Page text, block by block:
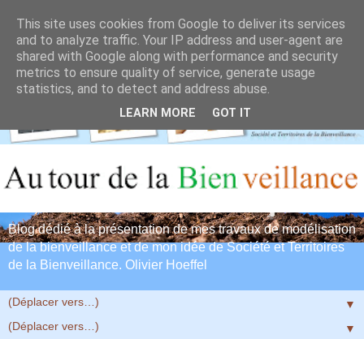
Blog dédié à la présentation de mes travaux de modélisation
de la bienveillance et de mon idée de Société et Territoires
de la Bienveillance. Olivier Hoeffel
▼
▼
This site uses cookies from Google to deliver its services
and to analyze traffic. Your IP address and user-agent are
shared with Google along with performance and security
metrics to ensure quality of service, generate usage
statistics, and to detect and address abuse.
LEARN MORE GOT IT